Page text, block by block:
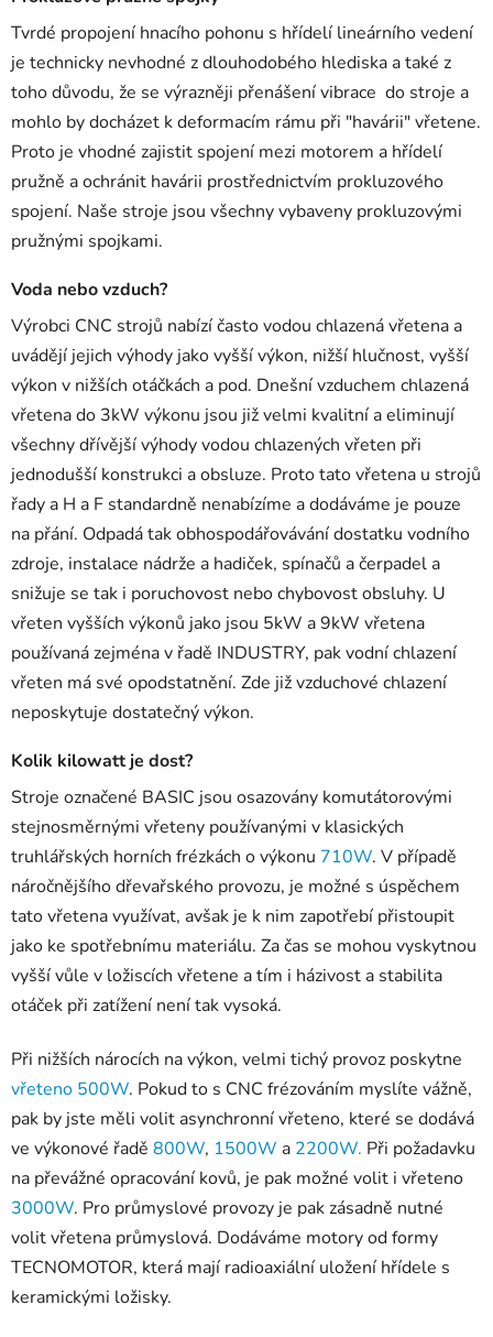
Tvrdé propojení hnacího pohonu s hřídelí lineárního vedení
je technicky nevhodné z dlouhodobého hlediska a také z
toho důvodu, že se výrazněji přenášení vibrace do stroje a
mohlo by docházet k deformacím rámu při "havárii" vřetene.
Proto je vhodné zajistit spojení mezi motorem a hřídelí
pružně a ochránit havárii prostřednictvím prokluzového
spojení. Naše stroje jsou všechny vybaveny prokluzovými
pružnými spojkami.
Voda nebo vzduch?
Výrobci CNC strojů nabízí často vodou chlazená vřetena a
uvádějí jejich výhody jako vyšší výkon, nižší hlučnost, vyšší
výkon v nižších otáčkách a pod. Dnešní vzduchem chlazená
vřetena do 3kW výkonu jsou již velmi kvalitní a eliminují
všechny dřívější výhody vodou chlazených vřeten při
jednodušší konstrukci a obsluze. Proto tato vřetena u strojů
řady a H a F standardně nenabízíme a dodáváme je pouze
na přání. Odpadá tak obhospodářovávání dostatku vodního
zdroje, instalace nádrže a hadiček, spínačů a čerpadel a
snižuje se tak i poruchovost nebo chybovost obsluhy. U
vřeten vyšších výkonů jako jsou 5kW a 9kW vřetena
používaná zejména v řadě INDUSTRY, pak vodní chlazení
vřeten má své opodstatnění. Zde již vzduchové chlazení
neposkytuje dostatečný výkon.
Kolik kilowatt je dost?
Stroje označené BASIC jsou osazovány komutátorovými
stejnosměrnými vřeteny používanými v klasických
truhlářských horních frézkách o výkonu 710W. V případě
náročnějšího dřevařského provozu, je možné s úspěchem
tato vřetena využívat, avšak je k nim zapotřebí přistoupit
jako ke spotřebnímu materiálu. Za čas se mohou vyskytnou
vyšší vůle v ložiscích vřetene a tím i házivost a stabilita
otáček při zatížení není tak vysoká.
Při nižších nárocích na výkon, velmi tichý provoz poskytne
vřeteno 500W. Pokud to s CNC frézováním myslíte vážně,
pak by jste měli volit asynchronní vřeteno, které se dodává
ve výkonové řadě 800W, 1500W a 2200W. Při požadavku
na převážné opracování kovů, je pak možné volit i vřeteno
3000W. Pro průmyslové provozy je pak zásadně nutné
volit vřetena průmyslová. Dodáváme motory od formy
TECNOMOTOR, která mají radioaxiální uložení hřídele s
keramickými ložisky.